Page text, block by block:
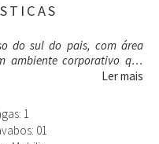
do sul do pais, com área
ambiente corporativo que
entre trabalho, lazer,
por três torres (Campeche,
exclusivo ao centro de
de serviços amplos
Ler mais
1
01